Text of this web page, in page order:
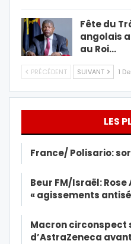
Fête du
angolais
au Roi…
PRÉCÉDENT SUIVANT 1
LES
France/ Polisario:
Beur FM/Israël:
« agissements
Macron circonspect
d’AstraZeneca